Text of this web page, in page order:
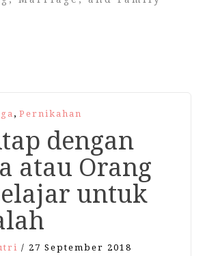
, Pernikahan
dengan
atau Orang
untuk
/ 27 September 2018